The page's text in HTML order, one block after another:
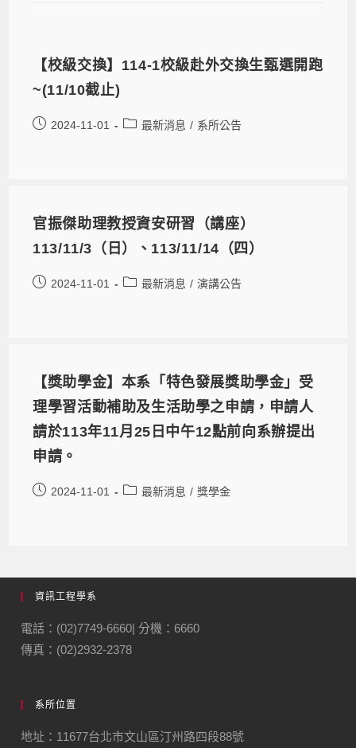
【校級交換】114-1校級赴外交換生甄選開跑
~(11/10截止)
2024-11-01 最新消息 / 系所公告
官振傑助理教授資安研習（講座）
113/11/3（日）、113/11/14（四）
2024-11-01 最新消息 / 演講公告
【獎助學金】本系「特色發展獎助學金」受
理學習活動補助及生活助學之申請，申請人
請於113年11月25日中午12點前向系辦提出
申請。
2024-11-01 最新消息 / 獎學金
資訊工程學系
電話：(02)7749-6660| 分機：6660
傳真：(02)2932-2378
系所位置
地址：11677台北市文山區汀州路四段88號